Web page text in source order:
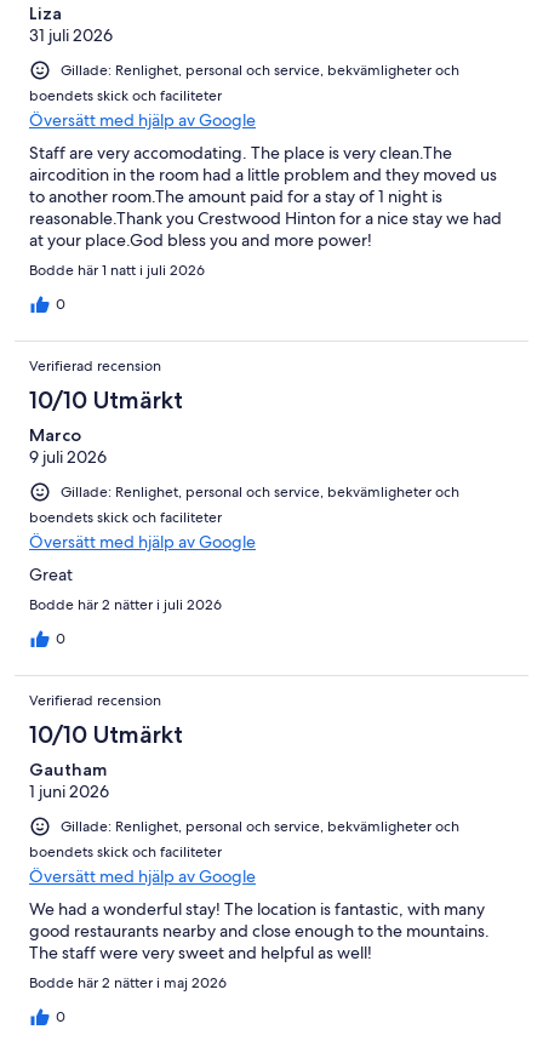
Liza
31 juli 2026
Gillade: Renlighet, personal och service, bekvämligheter och
boendets skick och faciliteter
Översätt med hjälp av Google
Staff are very accomodating. The place is very clean.The
aircodition in the room had a little problem and they moved us
to another room.The amount paid for a stay of 1 night is
reasonable.Thank you Crestwood Hinton for a nice stay we had
at your place.God bless you and more power!
Bodde här 1 natt i juli 2026
0
Verifierad recension
10/10 Utmärkt
Marco
9 juli 2026
Gillade: Renlighet, personal och service, bekvämligheter och
boendets skick och faciliteter
Översätt med hjälp av Google
Great
Bodde här 2 nätter i juli 2026
0
Verifierad recension
10/10 Utmärkt
Gautham
1 juni 2026
Gillade: Renlighet, personal och service, bekvämligheter och
boendets skick och faciliteter
Översätt med hjälp av Google
We had a wonderful stay! The location is fantastic, with many
good restaurants nearby and close enough to the mountains.
The staff were very sweet and helpful as well!
Bodde här 2 nätter i maj 2026
0